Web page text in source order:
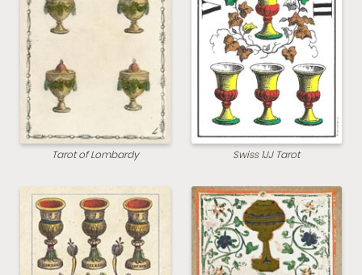
Tarot of Lombardy Swiss 1JJ Tarot